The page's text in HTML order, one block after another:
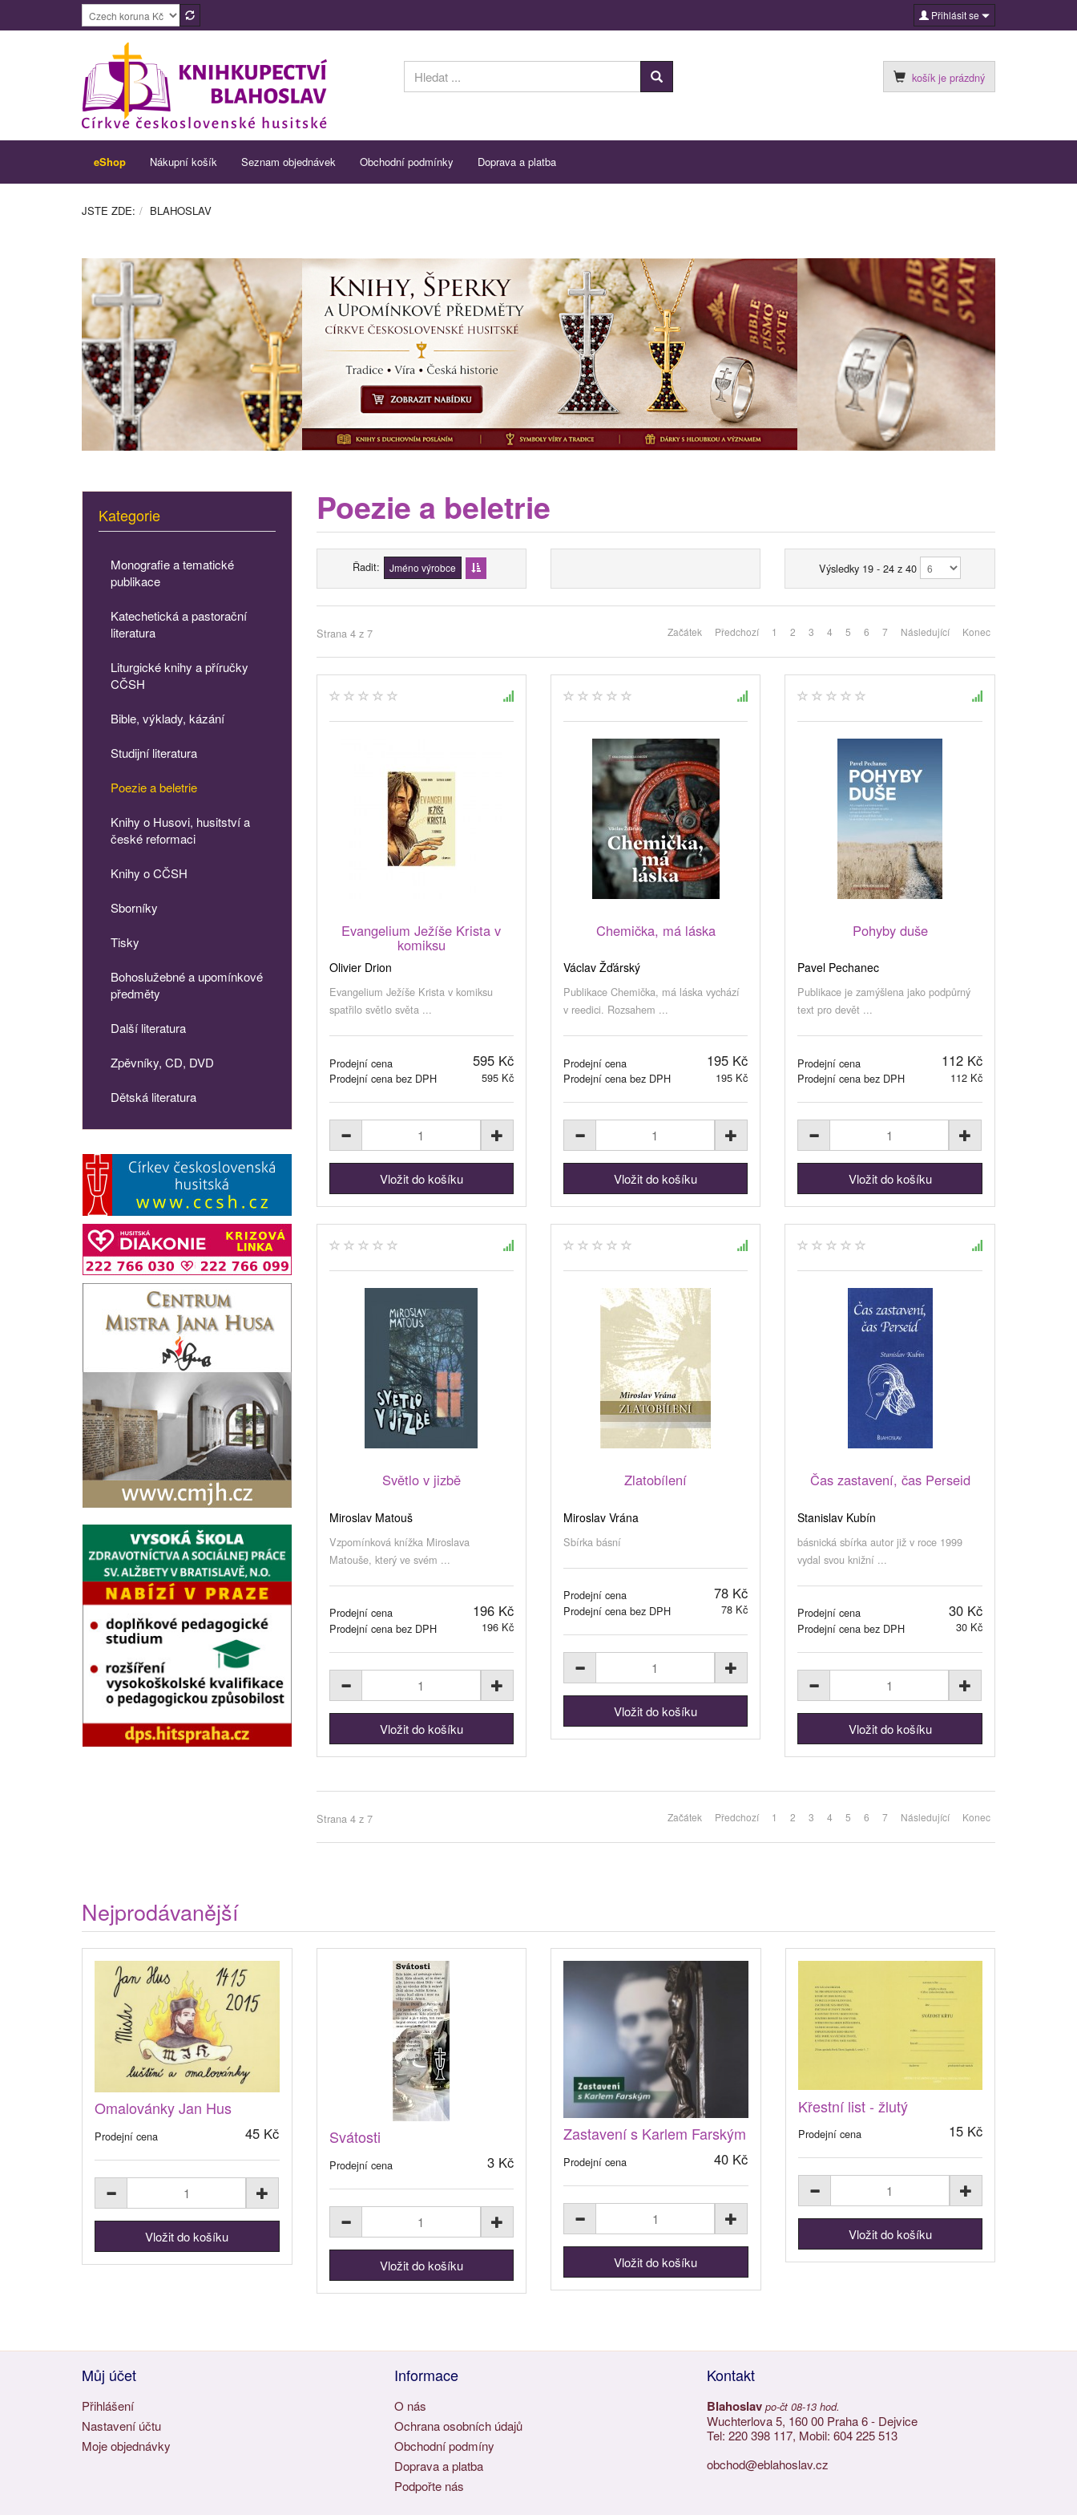
Přihlásit se
košík je prázdný
eShop Nákupní košík Seznam objednávek Obchodní podmínky Doprava a platba
JSTE ZDE: BLAHOSLAV
Poezie a beletrie
Řadit Jméno výrobce Výsledky 19 - 24 z 40
Strana 4 z 7 Začátek Předchozí 1 2 3 4 5 6 7 Následující Konec
Evangelium Ježíše Krista v
komiksu
Olivier Drion
Evangelium Ježíše Krista v komiksu
spatřilo světlo světa ...
Prodejní cena 595 Kč
Prodejní cena bez DPH 595 Kč
Chemička, má láska
Václav Žďárský
Publikace Chemička, má láska vychází
v reedici. Rozsahem ...
Prodejní cena 195 Kč
Prodejní cena bez DPH 195 Kč
Pohyby duše
Pavel Pechanec
Publikace je zamýšlena jako podpůrný
text pro devět ...
Prodejní cena 112 Kč
Prodejní cena bez DPH 112 Kč
Světlo v jizbě
Miroslav Matouš
Vzpomínková knížka Miroslava
Matouše, který ve svém ...
Prodejní cena 196 Kč
Prodejní cena bez DPH 196 Kč
Zlatobílení
Miroslav Vrána
Sbírka básní
Prodejní cena 78 Kč
Prodejní cena bez DPH 78 Kč
Čas zastavení, čas Perseid
Stanislav Kubín
básnická sbírka autor již v roce 1999
vydal svou knižní ...
Prodejní cena 30 Kč
Prodejní cena bez DPH 30 Kč
Strana 4 z 7 Začátek Předchozí 1 2 3 4 5 6 7 Následující Konec
Kategorie
Monografie a tematické
publikace
Katechetická a pastorační
literatura
Liturgické knihy a příručky
CČSH
Bible, výklady, kázání
Studijní literatura
Poezie a beletrie
Knihy o Husovi, husitství a
české reformaci
Knihy o CČSH
Sborníky
Tisky
Bohoslužebné a upomínkové
předměty
Další literatura
Zpěvníky, CD, DVD
Dětská literatura
Nejprodávanější
Omalovánky Jan Hus
Prodejní cena 45 Kč Svátosti
Prodejní cena 3 Kč
Zastavení s Karlem Farským
Prodejní cena 40 Kč
Křestní list - žlutý
Prodejní cena 15 Kč
Můj účet
Přihlášení
Nastavení účtu
Moje objednávky
Informace
O nás
Ochrana osobních údajů
Obchodní podmíny
Doprava a platba
Podpořte nás
Kontakt
Blahoslav po-čt 08-13 hod.
Wuchterlova 5, 160 00 Praha 6 - Dejvice
Tel: 220 398 117, Mobil: 604 225 513
obchod@eblahoslav.cz